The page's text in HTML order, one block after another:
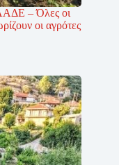
– Όλες οι
οι αγρότες